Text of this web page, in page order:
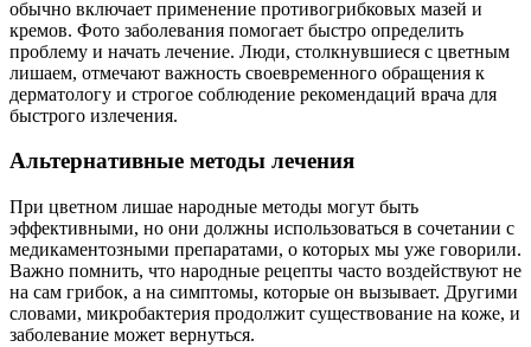
обычно включает применение противогрибковых мазей и
кремов. Фото заболевания помогает быстро определить
проблему и начать лечение. Люди, столкнувшиеся с цветным
лишаем, отмечают важность своевременного обращения к
дерматологу и строгое соблюдение рекомендаций врача для
быстрого излечения.
Альтернативные методы лечения
При цветном лишае народные методы могут быть
эффективными, но они должны использоваться в сочетании с
медикаментозными препаратами, о которых мы уже говорили.
Важно помнить, что народные рецепты часто воздействуют не
на сам грибок, а на симптомы, которые он вызывает. Другими
словами, микробактерия продолжит существование на коже, и
заболевание может вернуться.